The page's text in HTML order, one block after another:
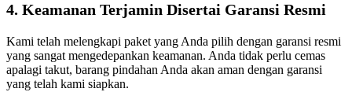
4. Keamanan Terjamin Disertai Garansi Resmi
Kami telah melengkapi paket yang Anda pilih dengan garansi resmi
yang sangat mengedepankan keamanan. Anda tidak perlu cemas
apalagi takut, barang pindahan Anda akan aman dengan garansi
yang telah kami siapkan.